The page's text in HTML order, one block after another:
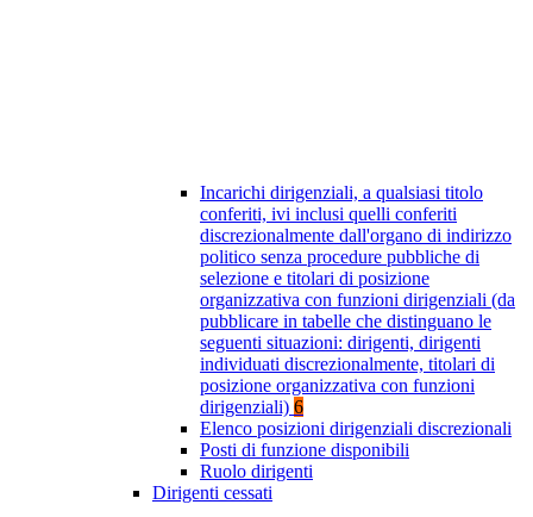
Incarichi dirigenziali, a qualsiasi titolo
conferiti, ivi inclusi quelli conferiti
discrezionalmente dall'organo di indirizzo
politico senza procedure pubbliche di
selezione e titolari di posizione
organizzativa con funzioni dirigenziali (da
pubblicare in tabelle che distinguano le
seguenti situazioni: dirigenti, dirigenti
individuati discrezionalmente, titolari di
posizione organizzativa con funzioni
dirigenziali) 6
Elenco posizioni dirigenziali discrezionali
Posti di funzione disponibili
Ruolo dirigenti
Dirigenti cessati